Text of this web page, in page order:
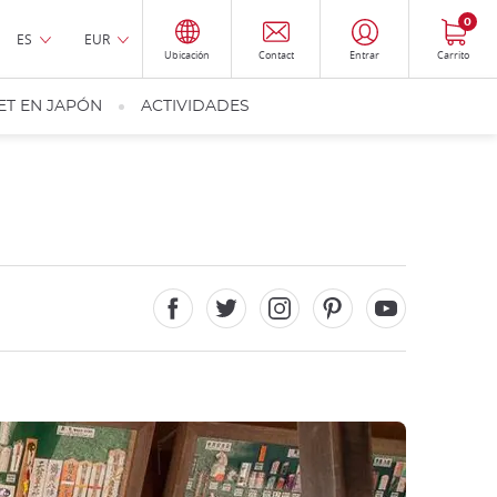
ES EUR
Ubicación Contact Entrar Carrito
0
EN JAPÓN ACTIVIDADES